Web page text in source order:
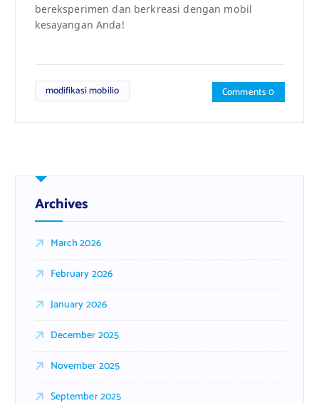
bereksperimen dan berkreasi dengan mobil
kesayangan Anda!
modifikasi mobilio Comments 0
Archives
March 2026
February 2026
January 2026
December 2025
November 2025
September 2025